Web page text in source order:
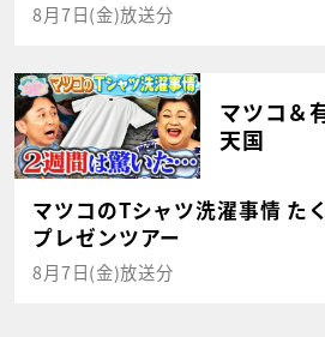
8月7日(金)放送分
マツコ＆
天国
マツコのTシャツ洗濯事情 た
プレゼンツアー
8月7日(金)放送分